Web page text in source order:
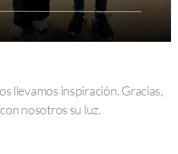
llevamos inspiración. Gracias,
nosotros su luz.